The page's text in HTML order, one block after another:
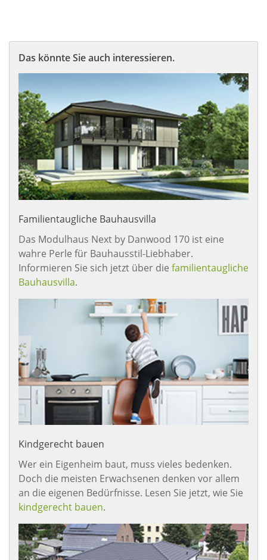
Das könnte Sie auch interessieren.
Familientaugliche Bauhausvilla
Das Modulhaus Next by Danwood 170 ist eine
wahre Perle für Bauhausstil-Liebhaber.
Informieren Sie sich jetzt über die familientaugliche
Bauhausvilla.
Kindgerecht bauen
Wer ein Eigenheim baut, muss vieles bedenken.
Doch die meisten Erwachsenen denken vor allem
an die eigenen Bedürfnisse. Lesen Sie jetzt, wie Sie
kindgerecht bauen.